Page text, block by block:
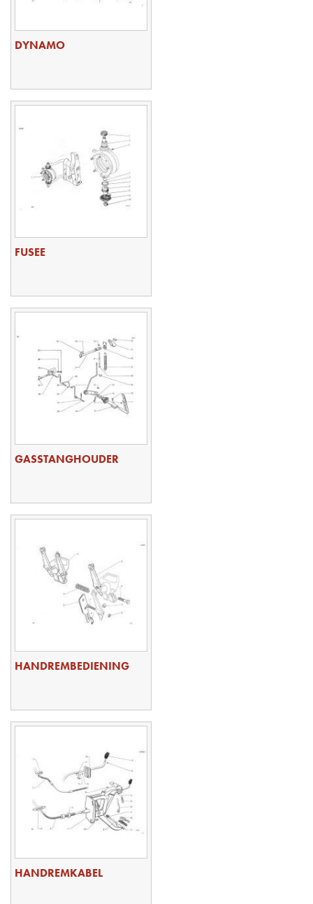
DYNAMO
FUSEE
GASSTANGHOUDER
HANDREMBEDIENING
HANDREMKABEL